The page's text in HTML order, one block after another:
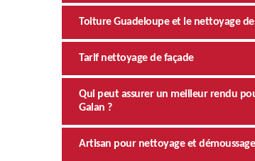
Toiture Guadeloupe et le nettoyage
Tarif nettoyage de façade
Qui peut assurer un meilleur rendu
Galan ?
Artisan pour nettoyage et